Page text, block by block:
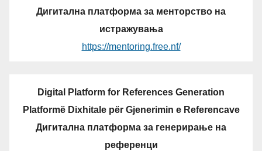
Дигитална платформа за менторство на
истражувања
https://mentoring.free.nf/
Digital Platform for References Generation
Platformë Dixhitale për Gjenerimin e Referencave
Дигитална платформа за генерирање на
референци